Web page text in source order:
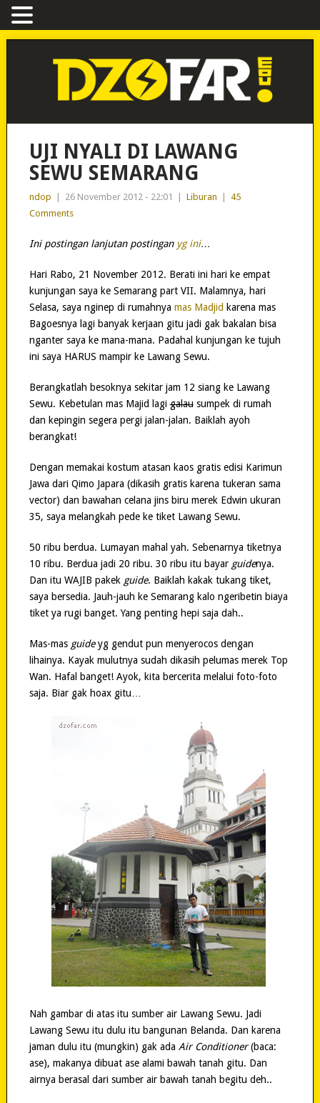
UJI NYALI DI LAWANG
SEWU SEMARANG
ndop 26 November 2012 - 22:01 Liburan
45
Comments
Ini postingan lanjutan postingan yg ini…
Hari Rabo, 21 November 2012. Berati ini hari ke empat
kunjungan saya ke Semarang part VII. Malamnya, hari
Selasa, saya nginep di rumahnya mas Madjid karena mas
Bagoesnya lagi banyak kerjaan gitu jadi gak bakalan bisa
nganter saya ke mana-mana. Padahal kunjungan ke tujuh
ini saya HARUS mampir ke Lawang Sewu.
Berangkatlah besoknya sekitar jam 12 siang ke Lawang
Sewu. Kebetulan mas Majid lagigalausumpek di rumah
dan kepingin segera pergi jalan-jalan. Baiklah ayoh
berangkat!
Dengan memakai kostum atasan kaos gratis edisi Karimun
Jawa dari Qimo Japara (dikasih gratis karena tukeran sama
vector) dan bawahan celana jins biru merek Edwin ukuran
35, saya melangkah pede ke tiket Lawang Sewu.
50 ribu berdua. Lumayan mahal yah. Sebenarnya tiketnya
10 ribu. Berdua jadi 20 ribu. 30 ribu itu bayar guidenya.
Dan itu WAJIB pakek guide. Baiklah kakak tukang tiket,
saya bersedia. Jauh-jauh ke Semarang kalo ngeribetin biaya
tiket ya rugi banget. Yang penting hepi saja dah..
Mas-mas guideyg gendut pun menyerocos dengan
lihainya. Kayak mulutnya sudah dikasih pelumas merek Top
Wan. Hafal banget! Ayok, kita bercerita melalui foto-foto
saja. Biar gak hoax gitu…
Nah gambar di atas itu sumber air Lawang Sewu. Jadi
Lawang Sewu itu dulu itu bangunan Belanda. Dan karena
jaman dulu itu (mungkin) gak ada Air Conditioner(baca:
ase), makanya dibuat ase alami bawah tanah gitu. Dan
airnya berasal dari sumber air bawah tanah begitu deh..